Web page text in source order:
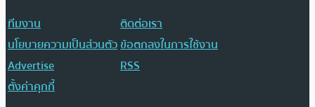
ทีมงาน
ติดต่อเรา
นโยบายความเป็นส่วนตัวข้อตกลงในการใช้งาน
Advertise
RSS
ตั้งค่าคุกกี้